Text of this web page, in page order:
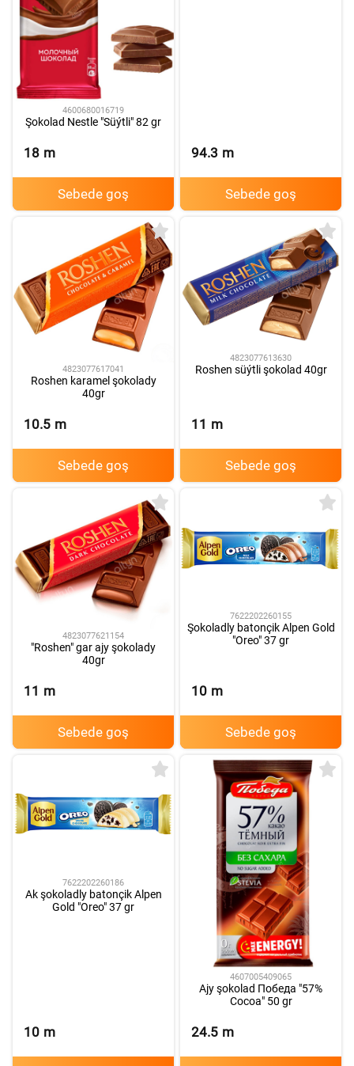
4600680016719
Şokolad Nestle "Süýtli" 82 gr
18 m
Sebede goş
94.3 m
Sebede goş
4823077617041
Roshen karamel şokolady
40gr
10.5 m
Sebede goş
4823077613630
Roshen süýtli şokolad 40gr
11 m
Sebede goş
4823077621154
"Roshen" gar ajy şokolady
40gr
11 m
Sebede goş
7622202260155
Şokoladly batonçik Alpen Gold
"Oreo" 37 gr
10 m
Sebede goş
7622202260186
Ak şokoladly batonçik Alpen
Gold "Oreo" 37 gr
10 m
4607005409065
Ajy şokolad Победа "57%
Cocoa" 50 gr
24.5 m